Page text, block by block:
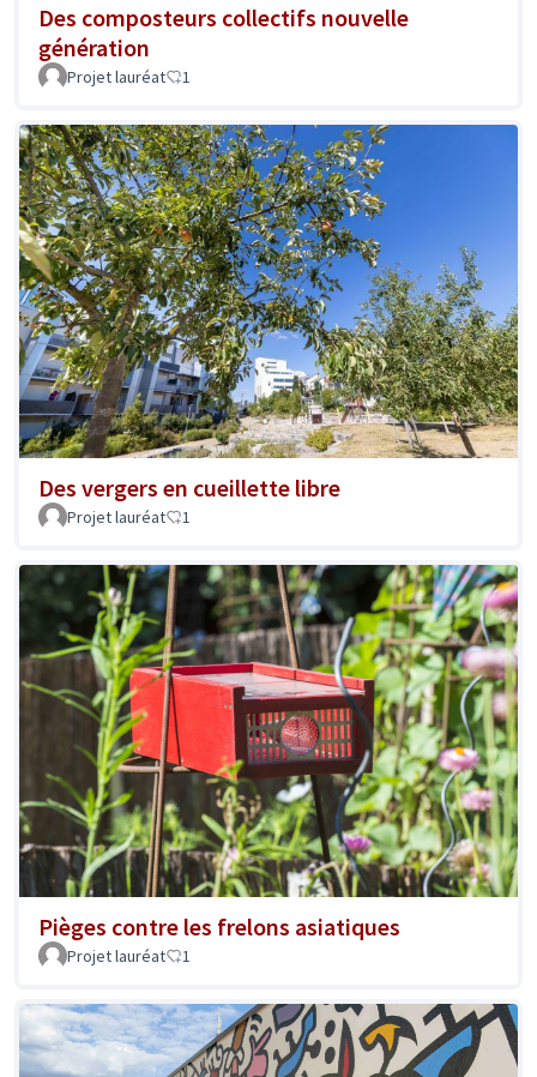
Des composteurs collectifs nouvelle
génération
Projet lauréat 1
Des vergers en cueillette libre
Projet lauréat 1
Pièges contre les frelons asiatiques
Projet lauréat 1